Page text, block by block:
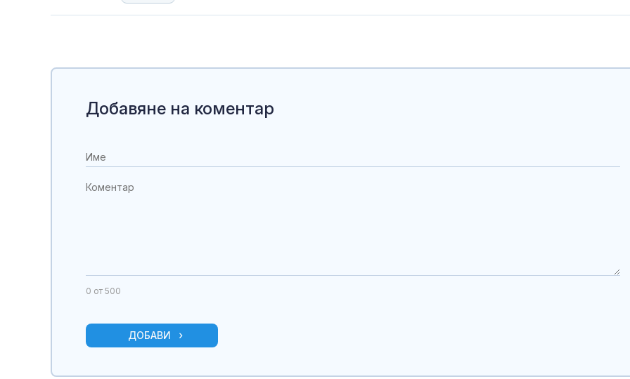
Добавяне на коментар
0 от 500
ДОБАВИ